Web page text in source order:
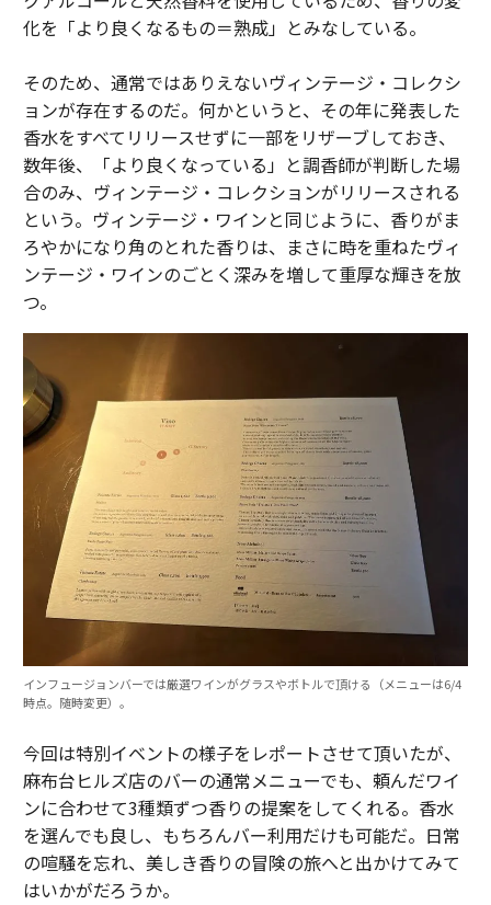
化を「より良くなるもの＝熟成」とみなしている。
そのため、通常ではありえないヴィンテージ・コレクシ
ョンが存在するのだ。何かというと、その年に発表した
香水をすべてリリースせずに一部をリザーブしておき、
数年後、「より良くなっている」と調香師が判断した場
合のみ、ヴィンテージ・コレクションがリリースされる
という。ヴィンテージ・ワインと同じように、香りがま
ろやかになり角のとれた香りは、まさに時を重ねたヴィ
ンテージ・ワインのごとく深みを増して重厚な輝きを放
つ。
インフュージョンバーでは厳選ワインがグラスやボトルで頂ける（メニューは6/4
時点。随時変更）。
今回は特別イベントの様子をレポートさせて頂いたが、
麻布台ヒルズ店のバーの通常メニューでも、頼んだワイ
ンに合わせて3種類ずつ香りの提案をしてくれる。香水
を選んでも良し、もちろんバー利用だけも可能だ。日常
の喧騒を忘れ、美しき香りの冒険の旅へと出かけてみて
はいかがだろうか。